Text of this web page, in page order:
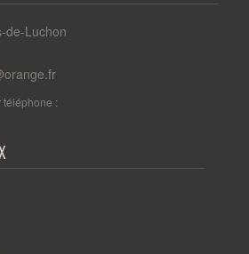
de-Luchon
: